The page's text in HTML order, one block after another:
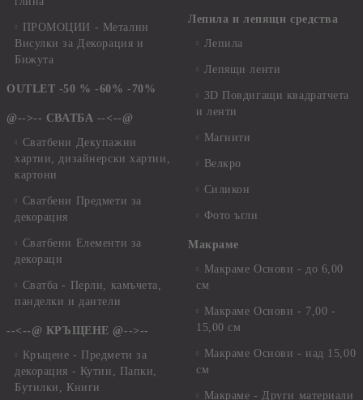
ПРОМОЦИИ - Метални
Висулки за Декорация и
Бижута
OUTLET -50 % -60% -70%
@-->-- СВАТБА --<--@
Сватбени Декупажни
хартии, дизайнерски хартии,
картони
Сватбени Предмети за
декорация
Сватбени Елементи за
декораци
Сватба - Перли, камъчета,
панделки и дантели
--<--@ КРЪЩЕНЕ @-->--
Кръщене - Предмети за
декорация - Кутии, Папки,
Бутилки, Книги
Лепила и лепящи средства
Лепила
Лепящи ленти
3D Повдигащи квадратчета
и ленти
Магнити
Велкро
Силикон
Фото ъгли
Макраме
Макраме Основи - до 6,00
см
Макраме Основи - 7,00 -
15,00 см
Макраме Основи - над 15,00
см
Макраме - Други материали